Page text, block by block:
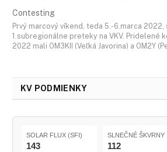
Contesting
Prvý marcový víkend, teda 5.-6.marca 2022,
1.subregionálne preteky na VKV. Pridelené
2022 mali OM3KII (Veľká Javorina) a OM2Y
KV PODMIENKY
SOLAR FLUX (SFI)
143
SLNEČNÉ ŠKVRNY
112